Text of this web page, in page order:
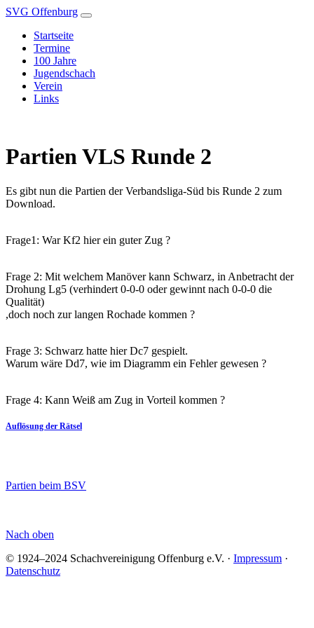
SVG Offenburg
Startseite
Termine
100 Jahre
Jugendschach
Verein
Links
Partien VLS Runde 2
Es gibt nun die Partien der Verbandsliga-Süd bis Runde 2 zum
Download.
Frage1: War Kf2 hier ein guter Zug ?
Frage 2: Mit welchem Manöver kann Schwarz, in Anbetracht der
Drohung Lg5 (verhindert 0-0-0 oder gewinnt nach 0-0-0 die
Qualität)
,doch noch zur langen Rochade kommen ?
Frage 3: Schwarz hatte hier Dc7 gespielt.
Warum wäre Dd7, wie im Diagramm ein Fehler gewesen ?
Frage 4: Kann Weiß am Zug in Vorteil kommen ?
Auflösung der Rätsel
Partien beim BSV
Nach oben
© 1924–2024 Schachvereinigung Offenburg e.V. · Impressum ·
Datenschutz